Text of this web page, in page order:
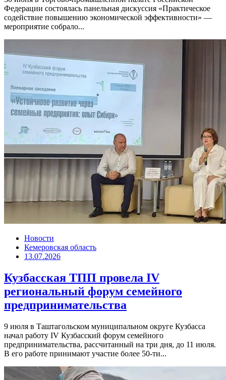
Федерации состоялась панельная дискуссия «Практическое
содействие повышению экономической эффективности» —
мероприятие собрало...
Новости
Кемеровская область
13.07.2026
Кузбасская ТПП провела IV
региональный форум семейного
предпринимательства
9 июля в Таштагольском муниципальном округе Кузбасса
начал работу IV Кузбасский форум семейного
предпринимательства, рассчитанный на три дня, до 11 июля.
В его работе принимают участие более 50-ти...